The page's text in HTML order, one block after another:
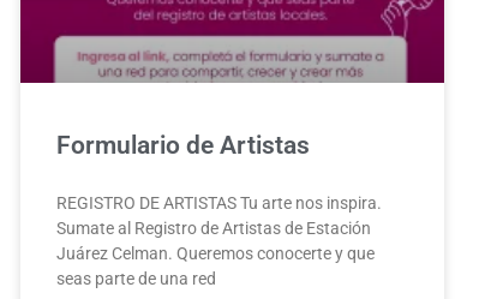
Formulario de Artistas
REGISTRO DE ARTISTAS Tu arte nos inspira.
Sumate al Registro de Artistas de Estación
Juárez Celman. Queremos conocerte y que
seas parte de una red